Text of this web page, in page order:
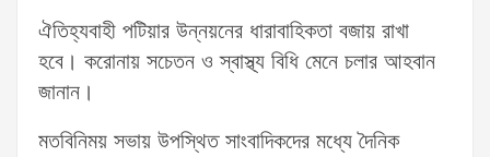
ঐতিহ্যবাহী পটিয়ার উন্নয়নের ধারাবাহিকতা বজায় রাখা
হবে। করোনায় সচেতন ও স্বাস্থ্য বিধি মেনে চলার আহবান
জানান।
মতবিনিময় সভায় উপস্থিত সাংবাদিকদের মধ্যে দৈনিক